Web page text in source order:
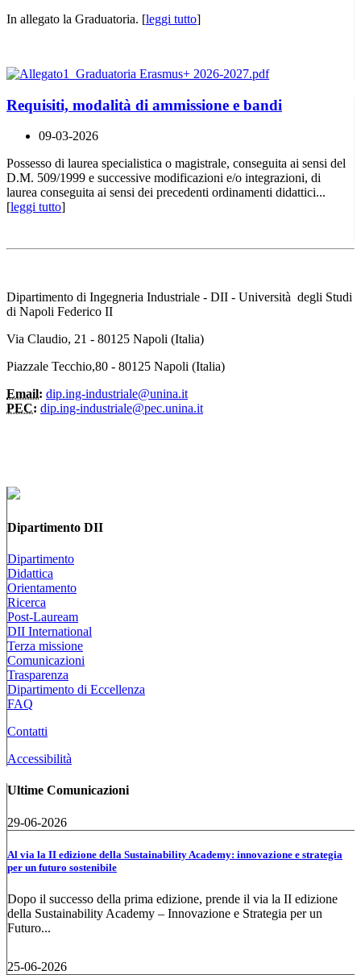
In allegato la Graduatoria. [leggi tutto]
Requisiti, modalità di ammissione e bandi
09-03-2026
Possesso di laurea specialistica o magistrale, conseguita ai sensi del
D.M. 509/1999 e successive modificazioni e/o integrazioni, di
laurea conseguita ai sensi dei precedenti ordinamenti didattici...
[leggi tutto]
Dipartimento di Ingegneria Industriale - DII - Università degli Studi
di Napoli Federico II
Via Claudio, 21 - 80125 Napoli (Italia)
Piazzale Tecchio,80 - 80125 Napoli (Italia)
Email: dip.ing-industriale@unina.it
PEC: dip.ing-industriale@pec.unina.it
Dipartimento DII
Dipartimento
Didattica
Orientamento
Ricerca
Post-Lauream
DII International
Terza missione
Comunicazioni
Trasparenza
Dipartimento di Eccellenza
FAQ
Contatti
Accessibilità
Ultime Comunicazioni
29-06-2026
Al via la II edizione della Sustainability Academy: innovazione e strategia
per un futuro sostenibile
Dopo il successo della prima edizione, prende il via la II edizione
della Sustainability Academy – Innovazione e Strategia per un
Futuro...
25-06-2026